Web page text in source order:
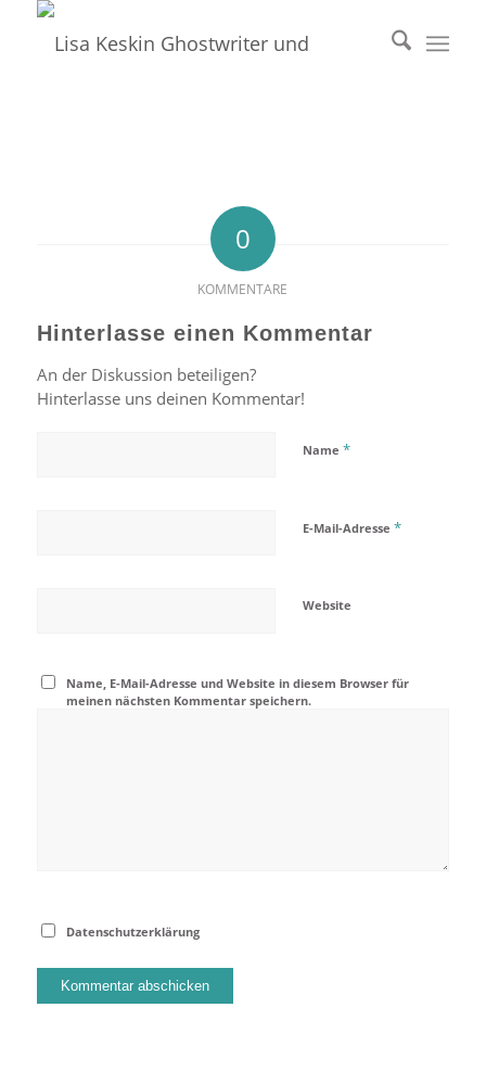
0
KOMMENTARE
Hinterlasse einen Kommentar
An der Diskussion beteiligen?
Hinterlasse uns deinen Kommentar!
Name *
E-Mail-Adresse *
Website
Name, E-Mail-Adresse und Website in diesem Browser für
meinen nächsten Kommentar speichern.
Datenschutzerklärung